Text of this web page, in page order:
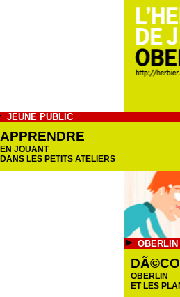
JEUNE PUBLIC
APPRENDRE
EN JOUANT
DANS LES PETITS ATELIERS
OBERLIN
ET LES